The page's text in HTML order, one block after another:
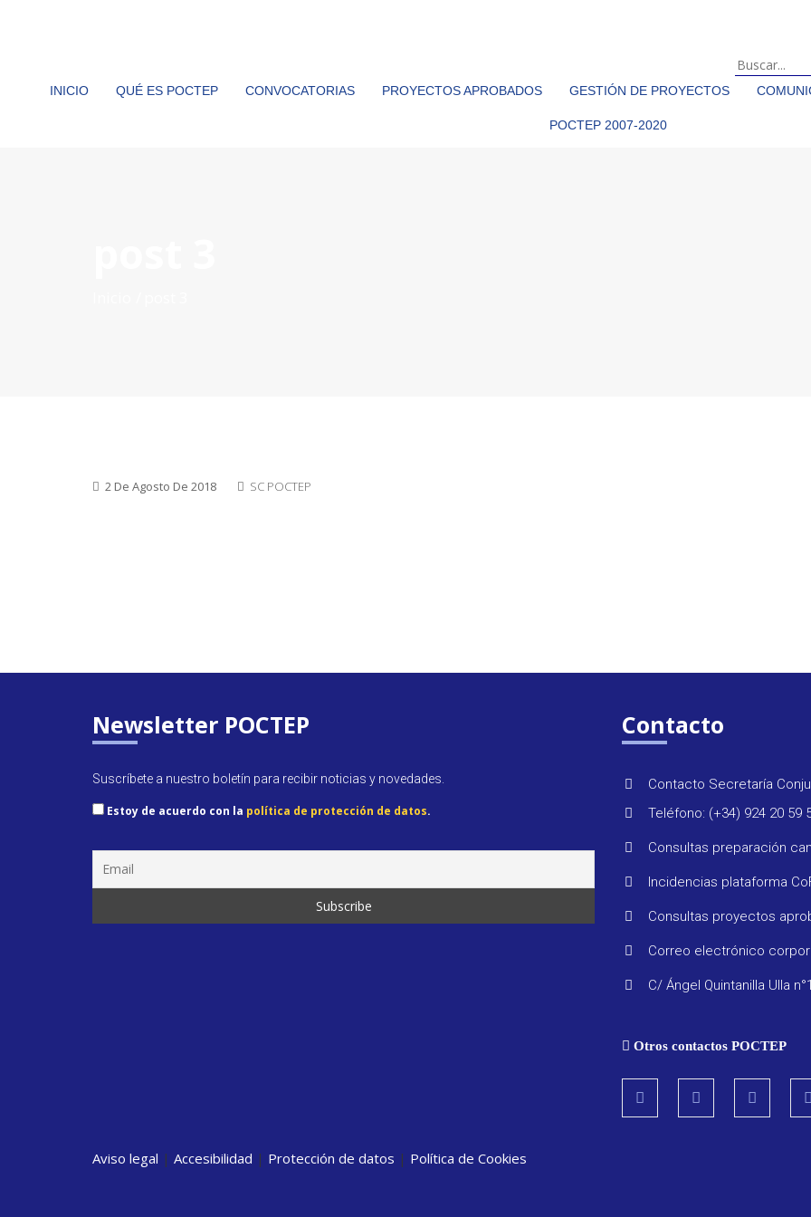
INICIO QUÉ ES POCTEP CONVOCATORIAS PROYECTOS APROBADOS GESTIÓN DE PROYECTOS
POCTEP 2007-2020
2 De Agosto De 2018 SC POCTEP
Newsletter POCTEP
Suscríbete a nuestro boletín para recibir noticias y novedades.
Estoy de acuerdo con la política de protección de datos.
Contacto
Contacto Secretaría
Teléfono: (+34) 924 20 59
Consultas preparación
Incidencias plataforma
Consultas proyectos
Correo electrónico
C/ Ángel Quintanilla Ulla
Otros contactos POCTEP
Aviso legal | Accesibilidad | Protección de datos | Política de Cookies